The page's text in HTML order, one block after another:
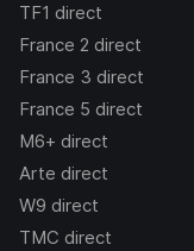
TF1 direct
France 2 direct
France 3 direct
France 5 direct
M6+ direct
Arte direct
W9 direct
TMC direct